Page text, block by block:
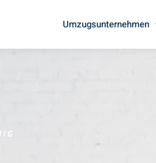
Umzugsunternehmen